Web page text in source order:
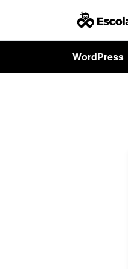
WordPress